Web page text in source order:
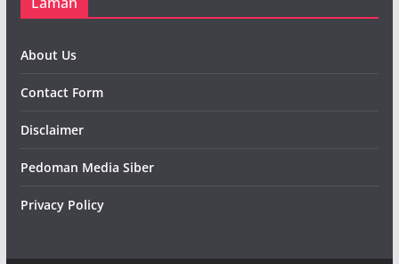
About Us
Contact Form
Disclaimer
Pedoman Media Siber
Privacy Policy